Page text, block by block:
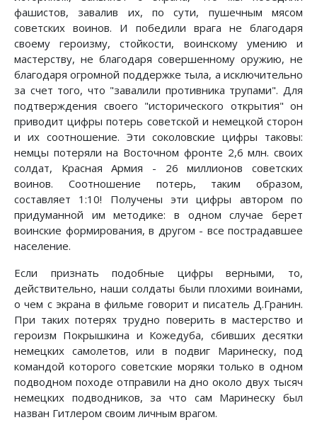
фашистов, завалив их, по сути, пушечным мясом
советских воинов. И победили врага не благодаря
своему героизму, стойкости, воинскому умению и
мастерству, не благодаря совершенному оружию, не
благодаря огромной поддержке тыла, а исключительно
за счет того, что "завалили противника трупами". Для
подтверждения своего "исторического открытия" он
приводит цифры потерь советской и немецкой сторон
и их соотношение. Эти соколовские цифры таковы:
немцы потеряли на Восточном фронте 2,6 млн. своих
солдат, Красная Армия - 26 миллионов советских
воинов. Соотношение потерь, таким образом,
составляет 1:10! Получены эти цифры автором по
придуманной им методике: в одном случае берет
воинские формирования, в другом - все пострадавшее
население.
Если признать подобные цифры верными, то,
действительно, наши солдаты были плохими воинами,
о чем с экрана в фильме говорит и писатель Д.Гранин.
При таких потерях трудно поверить в мастерство и
героизм Покрышкина и Кожедуба, сбивших десятки
немецких самолетов, или в подвиг Маринеску, под
командой которого советские моряки только в одном
подводном походе отправили на дно около двух тысяч
немецких подводников, за что сам Маринеску был
назван Гитлером своим личным врагом.